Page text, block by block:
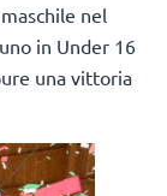
nel
in Under 16
una vittoria